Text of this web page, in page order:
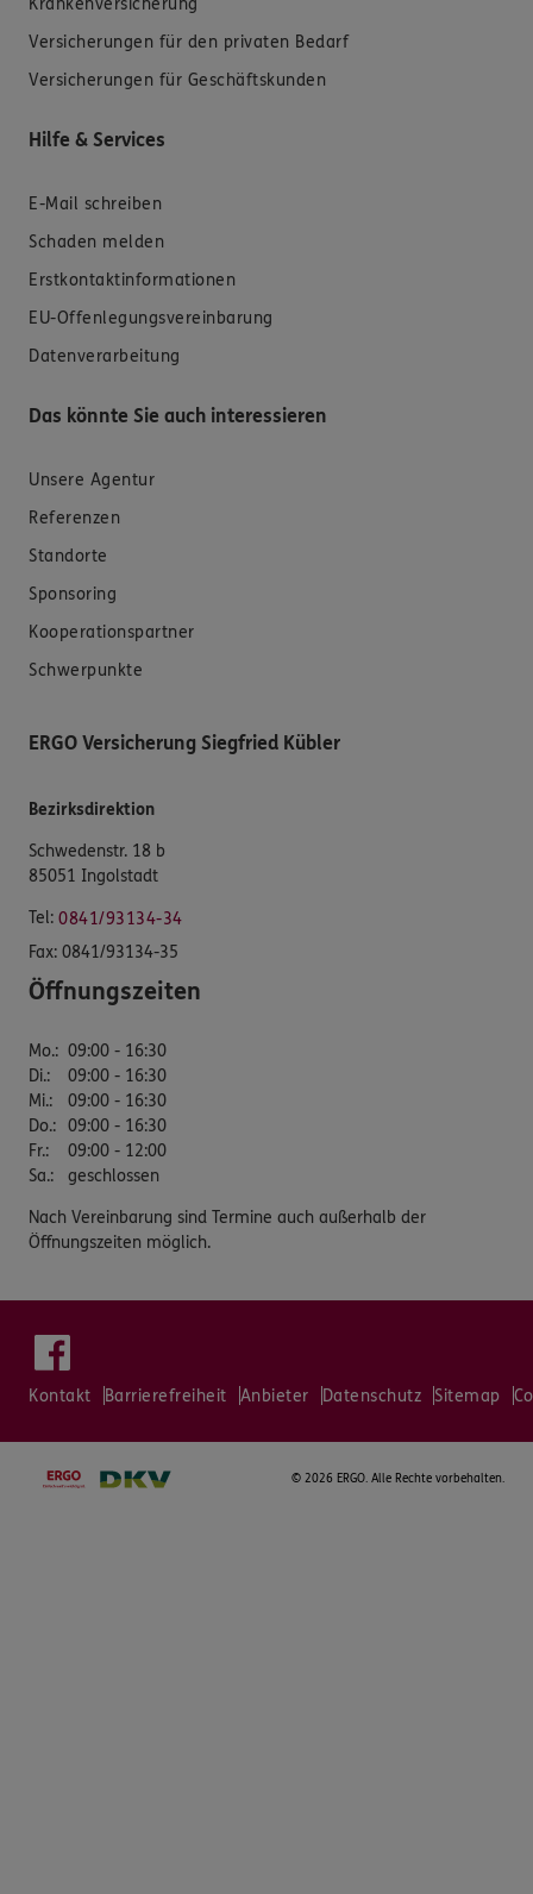
Versicherungen für den privaten Bedarf
Versicherungen für Geschäftskunden
Hilfe & Services
E-Mail schreiben
Schaden melden
Erstkontaktinformationen
EU-Offenlegungsvereinbarung
Datenverarbeitung
Das könnte Sie auch interessieren
Unsere Agentur
Referenzen
Standorte
Sponsoring
Kooperationspartner
Schwerpunkte
ERGO Versicherung Siegfried Kübler
Bezirksdirektion
Schwedenstr. 18 b
85051 Ingolstadt
Tel: 0841/93134-34
Fax: 0841/93134-35
Öffnungszeiten
Mo.: 09:00 - 16:30
Di.:
09:00 - 16:30
Mi.:
09:00 - 16:30
Do.: 09:00 - 16:30
Fr.:
09:00 - 12:00
Sa.: geschlossen
Nach Vereinbarung sind Termine auch außerhalb der
Öffnungszeiten möglich.
Kontakt Barrierefreiheit Anbieter Datenschutz Sitemap
© 2026 ERGO. Alle Rechte vorbehalten.